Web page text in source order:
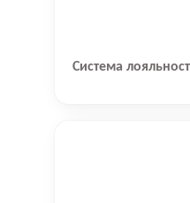
Система